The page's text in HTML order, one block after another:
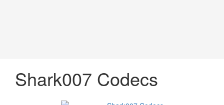
Shark007 Codecs